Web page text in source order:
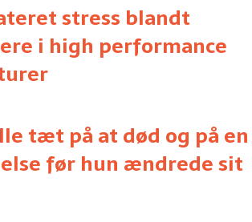
stress blandt
i high performance
tæt på at død og på en
før hun ændrede sit